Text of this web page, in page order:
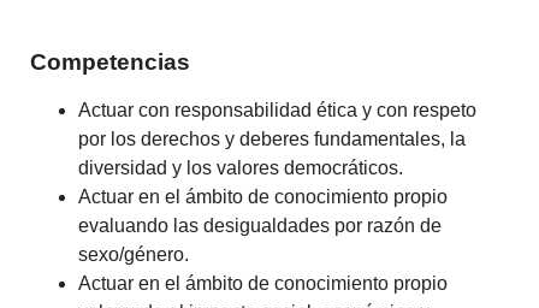
Competencias
Actuar con responsabilidad ética y con respeto
por los derechos y deberes fundamentales, la
diversidad y los valores democráticos.
Actuar en el ámbito de conocimiento propio
evaluando las desigualdades por razón de
sexo/género.
Actuar en el ámbito de conocimiento propio